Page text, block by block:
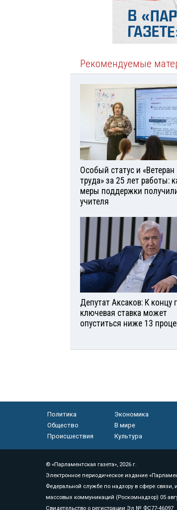
Рекомендуемые
Особый статус и «Ветеран
труда» за 25 лет работы:
меры поддержки
учителя
Депутат Аксаков: К концу
ключевая ставка может
опуститься ниже 13
Политика
Экономика
Общество
В мире
Происшествия
Культура
© «Парламентская газета», 2026 г.
Электронное периодическое издание
Федеральной службе по надзору в сфере
массовых коммуникаций (Роскомнадзор) 05
Свидетельство о регистрации Эл № ФС77-46097